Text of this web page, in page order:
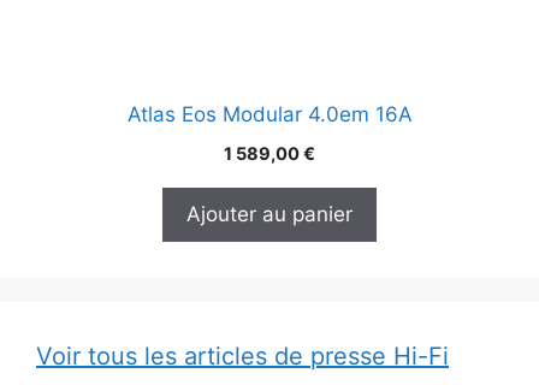
Atlas Eos Modular 4.0em 16A
1 589,00€
Ajouter au panier
Voir tous les articles de presse Hi-Fi